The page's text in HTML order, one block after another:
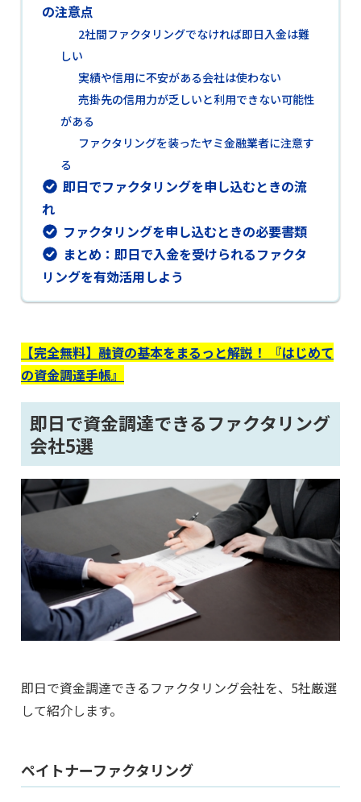
の注意点
2社間ファクタリングでなければ即日入金は難
しい
実績や信用に不安がある会社は使わない
売掛先の信用力が乏しいと利用できない可能性
がある
ファクタリングを装ったヤミ金融業者に注意す
る
即日でファクタリングを申し込むときの流
れ
ファクタリングを申し込むときの必要書類
まとめ：即日で入金を受けられるファクタ
リングを有効活用しよう
【完全無料】融資の基本をまるっと解説！ 『はじめて
の資金調達手帳』
即日で資金調達できるファクタリング
会社5選
即日で資金調達できるファクタリング会社を、5社厳選
して紹介します。
ペイトナーファクタリング